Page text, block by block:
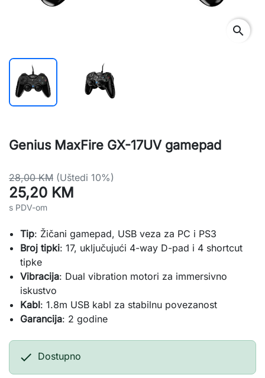
search
Genius MaxFire GX-17UV gamepad
28,00 KM (Uštedi 10%)
25,20 KM
s PDV-om
Tip: Žičani gamepad, USB veza za PC i PS3
Broj tipki: 17, uključujući 4-way D-pad i 4 shortcut
tipke
Vibracija: Dual vibration motori za immersivno
iskustvo
Kabl: 1.8m USB kabl za stabilnu povezanost
Garancija: 2 godine
 Dostupno